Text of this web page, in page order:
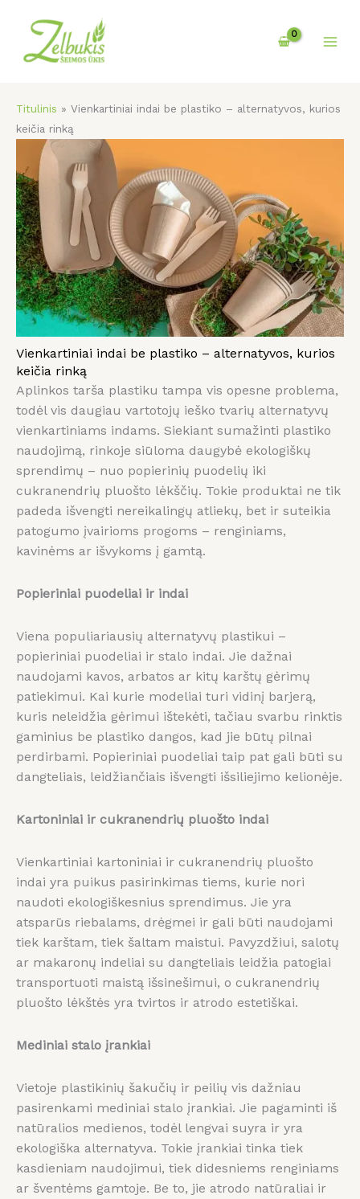
turinio
Titulinis » Vienkartiniai indai be plastiko – alternatyvos, kurios
keičia rinką
Vienkartiniai indai be plastiko – alternatyvos, kurios
keičia rinką
Aplinkos tarša plastiku tampa vis opesne problema,
todėl vis daugiau vartotojų ieško tvarių alternatyvų
vienkartiniams indams. Siekiant sumažinti plastiko
naudojimą, rinkoje siūloma daugybė ekologiškų
sprendimų – nuo popierinių puodelių iki
cukranendrių pluošto lėkščių. Tokie produktai ne tik
padeda išvengti nereikalingų atliekų, bet ir suteikia
patogumo įvairioms progoms – renginiams,
kavinėms ar išvykoms į gamtą.
Popieriniai puodeliai ir indai
Viena populiariausių alternatyvų plastikui –
popieriniai puodeliai ir stalo indai. Jie dažnai
naudojami kavos, arbatos ar kitų karštų gėrimų
patiekimui. Kai kurie modeliai turi vidinį barjerą,
kuris neleidžia gėrimui ištekėti, tačiau svarbu rinktis
gaminius be plastiko dangos, kad jie būtų pilnai
perdirbami. Popieriniai puodeliai taip pat gali būti su
dangteliais, leidžiančiais išvengti išsiliejimo kelionėje.
Kartoniniai ir cukranendrių pluošto indai
Vienkartiniai kartoniniai ir cukranendrių pluošto
indai yra puikus pasirinkimas tiems, kurie nori
naudoti ekologiškesnius sprendimus. Jie yra
atsparūs riebalams, drėgmei ir gali būti naudojami
tiek karštam, tiek šaltam maistui. Pavyzdžiui, salotų
ar makaronų indeliai su dangteliais leidžia patogiai
transportuoti maistą išsinešimui, o cukranendrių
pluošto lėkštės yra tvirtos ir atrodo estetiškai.
Mediniai stalo įrankiai
Vietoje plastikinių šakučių ir peilių vis dažniau
pasirenkami mediniai stalo įrankiai. Jie pagaminti iš
natūralios medienos, todėl lengvai suyra ir yra
ekologiška alternatyva. Tokie įrankiai tinka tiek
kasdieniam naudojimui, tiek didesniems renginiams
ar šventėms gamtoje. Be to, jie atrodo natūraliai ir